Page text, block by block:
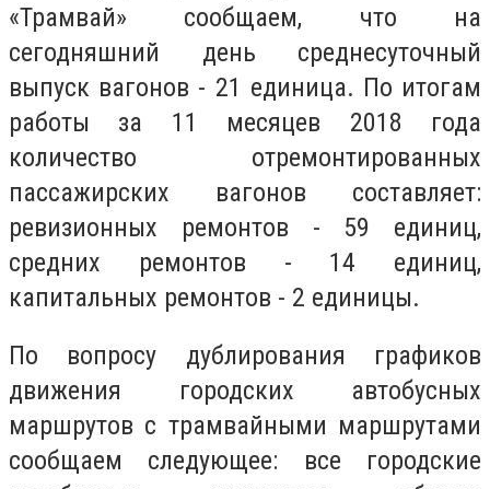
«Трамвай» сообщаем, что на
сегодняшний день среднесуточный
выпуск вагонов - 21 единица. По итогам
работы за 11 месяцев 2018 года
количество отремонтированных
пассажирских вагонов составляет:
ревизионных ремонтов - 59 единиц,
средних ремонтов - 14 единиц,
капитальных ремонтов - 2 единицы.
По вопросу дублирования графиков
движения городских автобусных
маршрутов с трамвайными маршрутами
сообщаем следующее: все городские